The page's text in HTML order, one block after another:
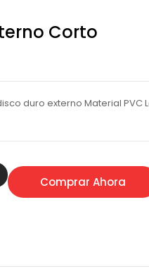
Corto
duro externo Material PVC
Comprar Ahora